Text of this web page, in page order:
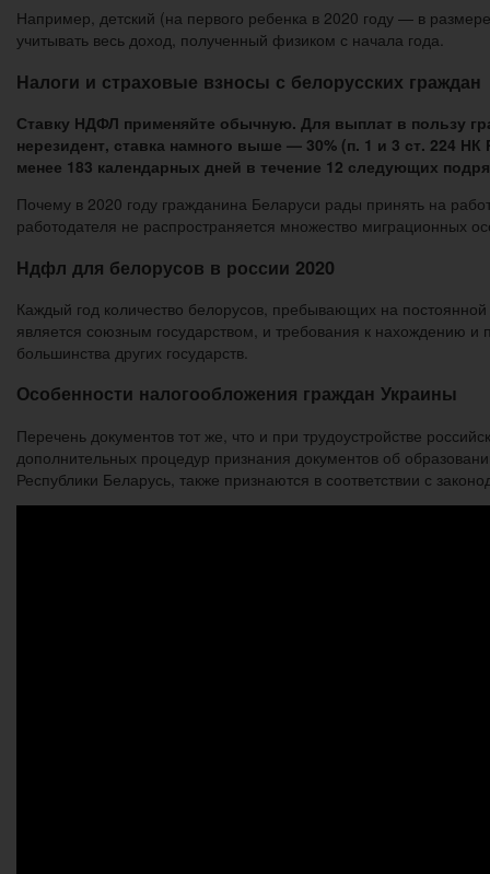
Например, детский (на первого ребенка в 2020 году — в
учитывать весь доход, полученный физиком с начала года.
Налоги и страховые взносы с белорусских граждан
Ставку НДФЛ применяйте обычную. Для выплат в пользу
нерезидент, ставка намного выше — 30% (п. 1 и 3 ст. 224
менее 183 календарных дней в течение 12 следующих
Почему в 2020 году гражданина Беларуси рады принять на
работодателя не распространяется множество миграционных
Ндфл для белорусов в россии 2020
Каждый год количество белорусов, пребывающих на
является союзным государством, и требования к нахождению
большинства других государств.
Особенности налогообложения граждан Украины
Перечень документов тот же, что и при трудоустройстве
дополнительных процедур признания документов об
Республики Беларусь, также признаются в соответствии с